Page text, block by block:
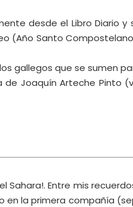
desde el Libro Diario y
(Año Santo
gallegos que se sumen
Joaquín Arteche Pinto
Sahara!. Entre mis
la primera compañía